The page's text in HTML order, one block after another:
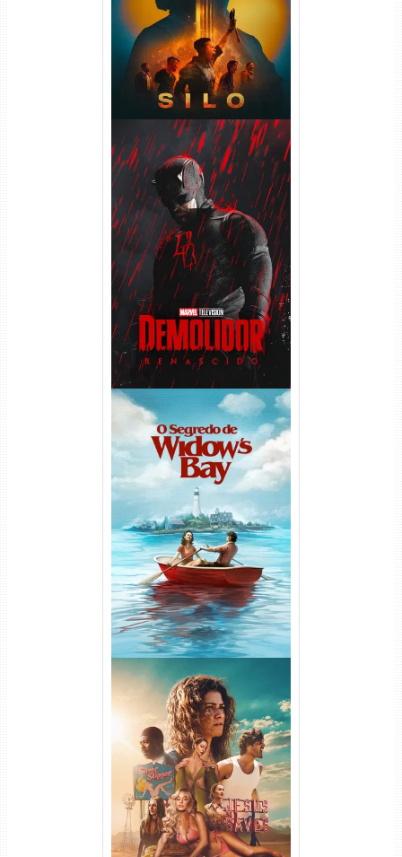
Demolidor: Renascido 2ª
Temporada (2026) WEB-DL
1080p Dual Áudio
O Segredo de Widow’s Bay
1ª Temporada Torrent (2026)
WEB-DL 1080p Dual Áudio
Euphoria 3ª Temporada
Torrent (2026) WEB-DL 1080p
Dual Áudio